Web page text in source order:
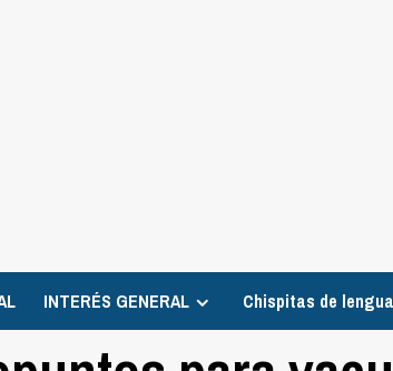
INTERÉS GENERAL Chispitas de